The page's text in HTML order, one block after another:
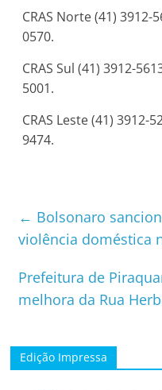
CRAS Norte (41) 3912-
0570.
CRAS Sul (41) 3912-
5001.
CRAS Leste (41) 3912-
9474.
← Bolsonaro
violência doméstica
Prefeitura de
melhora da Rua
Edição Impressa